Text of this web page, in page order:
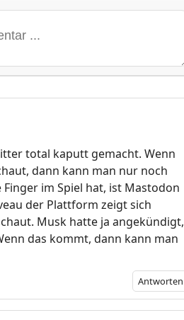
total kaputt gemacht. Wenn
dann kann man nur noch
im Spiel hat, ist Mastodon
der Plattform zeigt sich
Musk hatte ja angekündigt,
das kommt, dann kann man
Antworten